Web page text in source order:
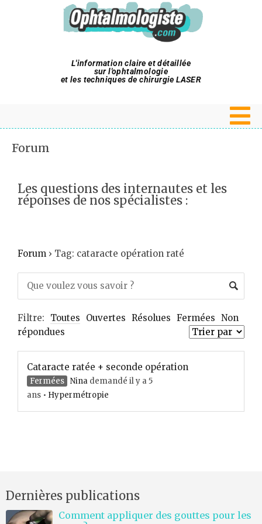
L'information claire et détaillée
sur l'ophtalmologie
et les techniques de chirurgie LASER
Forum
Les questions des internautes et les
réponses de nos spécialistes :
Forum › Tag: cataracte opération raté
Filtre: Toutes Ouvertes Résolues Fermées Non
répondues
Cataracte ratée + seconde opération
Fermées Nina demandé il y a 5
ans • Hypermétropie
Dernières publications
Comment appliquer des gouttes pour les